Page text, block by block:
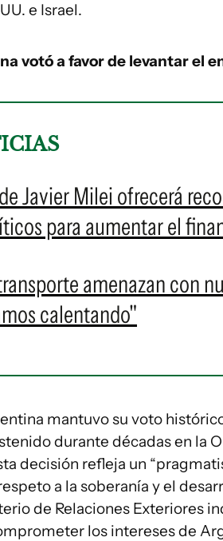
e Israel.
votó a favor de levantar el
Javier Milei ofrecerá
para aumentar el
amenazan con
calentando"
mantuvo su voto
durante décadas en la
decisión refleja un
a la soberanía y el
de Relaciones Exteriores
los intereses de